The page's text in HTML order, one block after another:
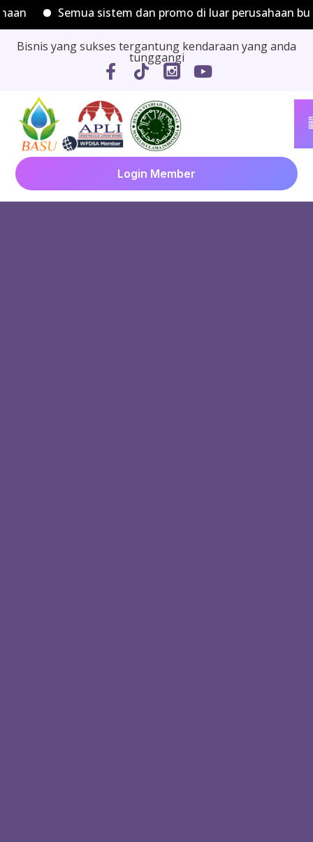
Semua sistem dan promo di luar perusahaan bukan
Bisnis yang sukses tergantung kendaraan yang anda
tunggangi
Login Member